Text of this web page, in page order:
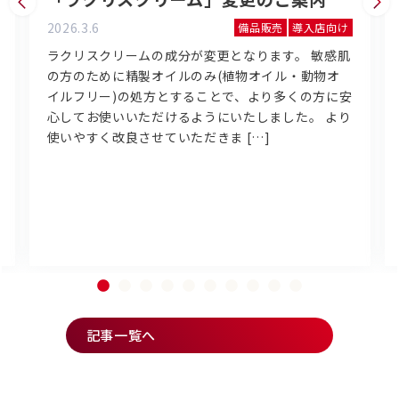
2026.3.6 備品販売 導入店向け
ラクリスクリームの成分が変更となります。 敏感肌
の方のために精製オイルのみ(植物オイル・動物オ
イルフリー)の処方とすることで、より多くの方に安
心してお使いいただけるようにいたしました。 より
使いやすく改良させていただきま […]
記事一覧へ